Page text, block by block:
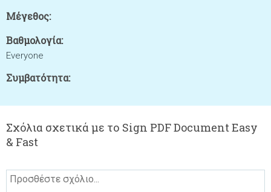
Μέγεθος:
Βαθμολογία:
Everyone
Συμβατότητα:
Σχόλια σχετικά με το Sign PDF Document Easy
& Fast